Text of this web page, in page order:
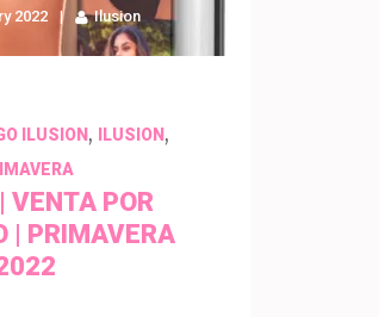
2022 Ilusion
ILUSION , ILUSION ,
VENTA POR
| PRIMAVERA